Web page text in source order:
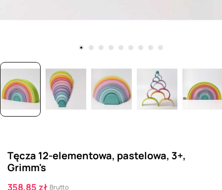
Tęcza 12-elementowa, pastelowa, 3+,
Grimm's
358,85 zł Brutto